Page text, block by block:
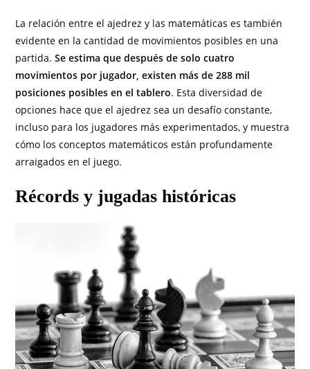
La relación entre el ajedrez y las matemáticas es también
evidente en la cantidad de movimientos posibles en una
partida.Se estima que después de solo cuatro
movimientos por jugador, existen más de 288 mil
posiciones posibles en el tablero. Esta diversidad de
opciones hace que el ajedrez sea un desafío constante,
incluso para los jugadores más experimentados, y muestra
cómo los conceptos matemáticos están profundamente
arraigados en el juego.
Récords y jugadas históricas